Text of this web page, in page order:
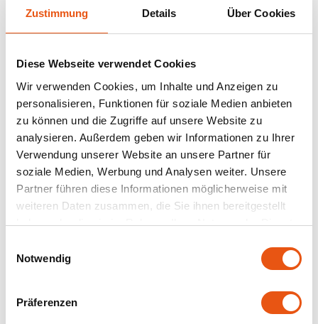
Zustimmung Details Über Cookies
Diese Webseite verwendet Cookies
Wir verwenden Cookies, um Inhalte und Anzeigen zu
personalisieren, Funktionen für soziale Medien anbieten
zu können und die Zugriffe auf unsere Website zu
analysieren. Außerdem geben wir Informationen zu Ihrer
Verwendung unserer Website an unsere Partner für
soziale Medien, Werbung und Analysen weiter. Unsere
Partner führen diese Informationen möglicherweise mit
weiteren Daten zusammen, die Sie ihnen bereitgestellt
haben oder die sie im Rahmen Ihrer Nutzung der Dienste
Notwendig
Präferenzen
TerraSana
YAM
Your Organic Nature
Blütenhonig Bio 500g -
Glutenfrei
500 gram
8,99 €
Blütenhonig Bio -
Glutenfrei
375 gram
Auf Lager